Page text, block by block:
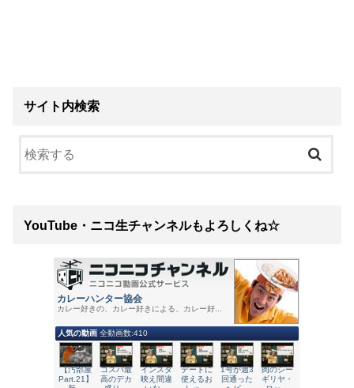
サイト内検索
YouTube・ニコ生チャンネルもよろしくね☆